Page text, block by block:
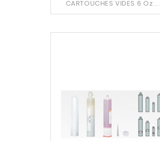
CARTOUCHES VIDES 6 Oz....